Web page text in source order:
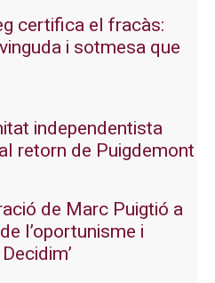
certifica el fracàs:
i sotmesa que
independentista
retorn de Puigdemont
de Marc Puigtió a
l’oportunisme i